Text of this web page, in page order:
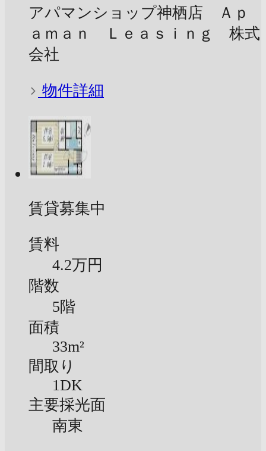
アパマンショップ神栖店 Ａｐ
ａｍａｎ Ｌｅａｓｉｎｇ 株式
会社
物件詳細
賃貸募集中
賃料
4.2万円
階数
5階
面積
33m²
間取り
1DK
主要採光面
南東